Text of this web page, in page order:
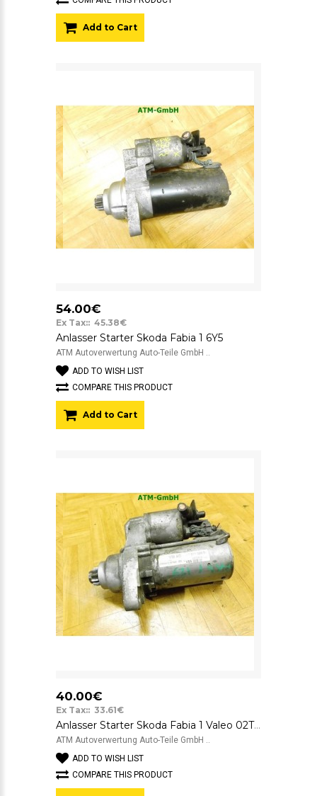
Add to Cart
54.00€
Ex Tax:: 45.38€
Anlasser Starter Skoda Fabia 1 6Y5
ATM Autoverwertung Auto-Teile GmbH ..
ADD TO WISH LIST
COMPARE THIS PRODUCT
Add to Cart
40.00€
Ex Tax:: 33.61€
Anlasser Starter Skoda Fabia 1 Valeo 02T911023S D6GS12 12v
ATM Autoverwertung Auto-Teile GmbH ..
ADD TO WISH LIST
COMPARE THIS PRODUCT